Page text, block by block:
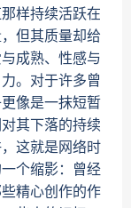
样持续活跃在
但其质量却给
成熟、性感与
。对于许多曾
像是一抹短暂
其下落的持续
这就是网络时
个缩影：曾经
精心创作的作